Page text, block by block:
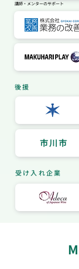
講師・メンターのサポート
​後援
市川市
​受け入れ企業
​M